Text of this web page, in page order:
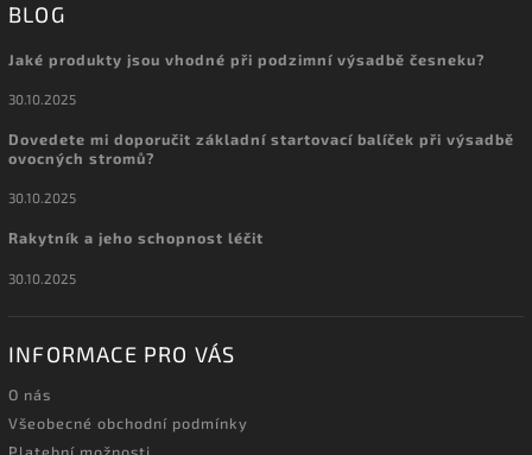
BLOG
Jaké produkty jsou vhodné při podzimní výsadbě česneku?
30.10.2025
Dovedete mi doporučit základní startovací balíček při výsadbě
ovocných stromů?
30.10.2025
Rakytník a jeho schopnost léčit
30.10.2025
INFORMACE PRO VÁS
O nás
Všeobecné obchodní podmínky
Platební možnosti